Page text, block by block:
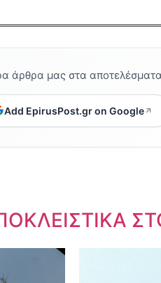
άρθρα μας στα
Add EpirusPost.gr on Google